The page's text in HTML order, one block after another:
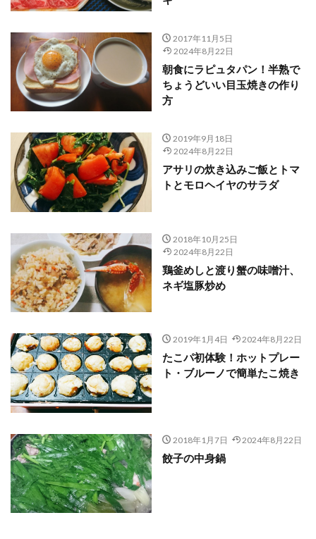
2017年11月5日
2024年8月22日
朝食にラピュタパン！半熟で
ちょうどいい目玉焼きの作り
方
2019年9月18日
2024年8月22日
アサリの炊き込みご飯とトマ
トとモロヘイヤのサラダ
2018年10月25日
2024年8月22日
鶏釜めしと渡り蟹の味噌汁、
ネギ塩豚炒め
2019年1月4日 2024年8月22日
たこパ初体験！ホットプレー
ト・ブルーノで簡単たこ焼き
2018年1月7日 2024年8月22日
餃子の中身鍋